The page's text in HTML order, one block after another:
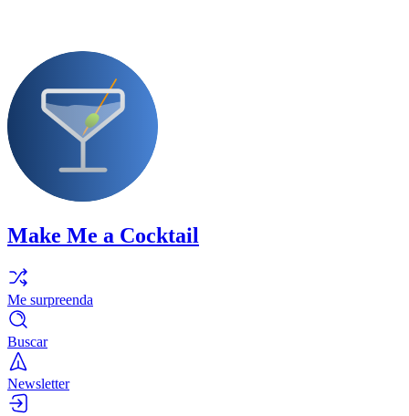
Make Me a Cocktail
Me surpreenda
Buscar
Newsletter